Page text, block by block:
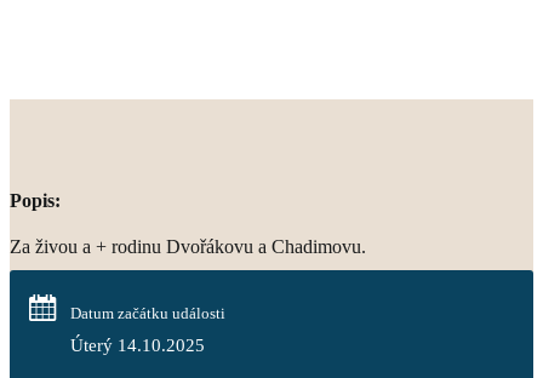
Popis:
Za živou a + rodinu Dvořákovu a Chadimovu.
Datum začátku události
Úterý 14.10.2025